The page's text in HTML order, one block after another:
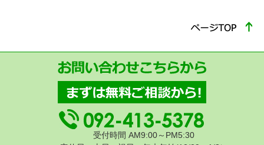
受付時間 AM9:00～PM5:30